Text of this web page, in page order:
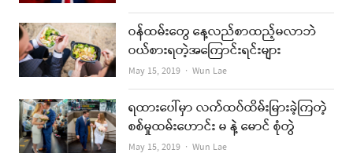
ဝန်ထမ်းတွေ နေ့လည်စာထည့်မလာဘဲ
ဝယ်စားရတဲ့အကြောင်းရင်းများ
May 15, 2019 Author
Wun Lae
ရထားပေါ်မှာ လက်ထပ်ထိမ်းမြားခဲ့ကြတဲ့
စစ်မှုထမ်းဟောင်း မ နဲ့ မောင် စုံတွဲ
May 15, 2019 Author
Wun Lae